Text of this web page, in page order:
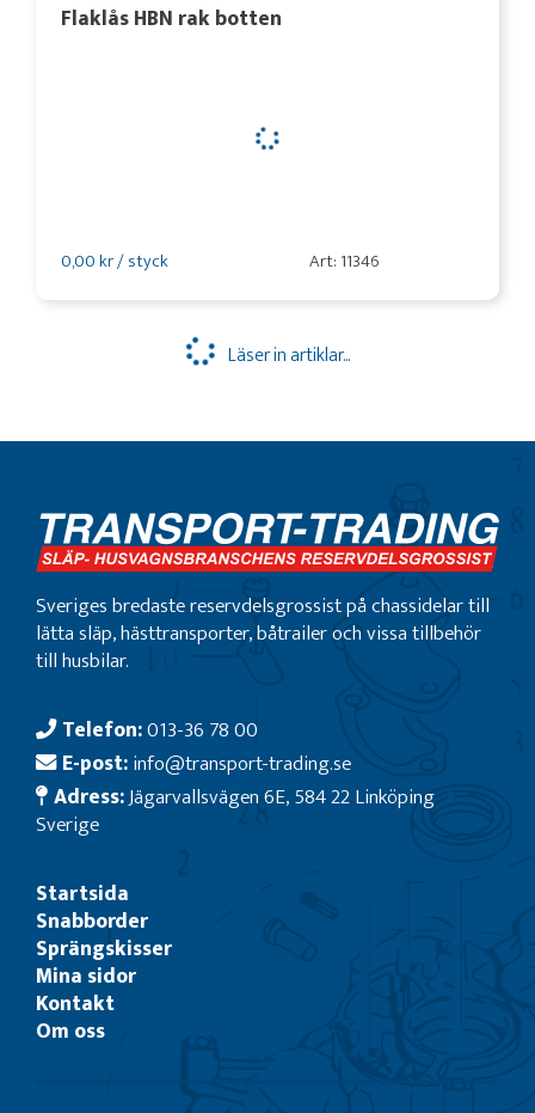
Flaklås HBN rak botten
0,00 kr / styck Art: 11346
Läser in artiklar...
Sveriges bredaste reservdelsgrossist på chassidelar till
lätta släp, hästtransporter, båtrailer och vissa tillbehör
till husbilar.
Telefon:013-36 78 00
E-post:info@transport-trading.se
Adress:Jägarvallsvägen 6E, 584 22 Linköping
Sverige
Startsida
Snabborder
Sprängskisser
Mina sidor
Kontakt
Om oss